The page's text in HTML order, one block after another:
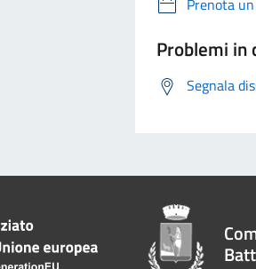
Problemi in
Segnala